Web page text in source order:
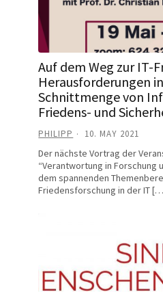
Auf dem Weg zur IT-
Herausforderungen
Schnittmenge von
Friedens- und
PHILIPP 10. MAY 2021
Der nächste Vortrag der
“Verantwortung in Forschung
dem spannenden
Friedensforschung in der IT